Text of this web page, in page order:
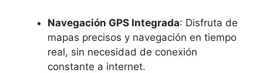
Navegación GPS Integrada: Disfruta de
mapas precisos y navegación en tiempo
real, sin necesidad de conexión
constante a internet.